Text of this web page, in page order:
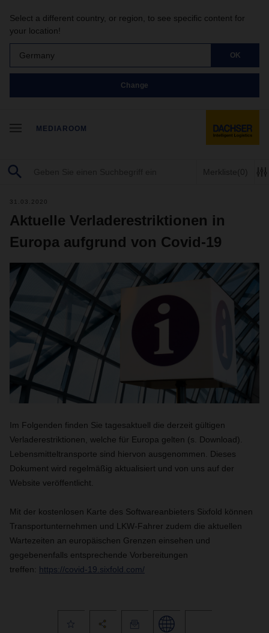
Select a different country, or region, to see specific content for
your location!
Germany OK
Change
MEDIAROOM
Merkliste(0)
31.03.2020
Aktuelle Verladerestriktionen in
Europa aufgrund von Covid-19
Im Folgenden finden Sie tagesaktuell die derzeit gültigen
Verladerestriktionen, welche für Europa gelten (s. Download).
Lebensmitteltransporte sind hiervon ausgenommen. Dieses
Dokument wird regelmäßig aktualisiert und von uns auf der
Website veröffentlicht.
Mit der kostenlosen Karte des Softwareanbieters Sixfold können
Transportunternehmen und LKW-Fahrer zudem die aktuellen
Wartezeiten an europäischen Grenzen einsehen und
gegebenenfalls entsprechende Vorbereitungen
treffen: https://covid-19.sixfold.com/